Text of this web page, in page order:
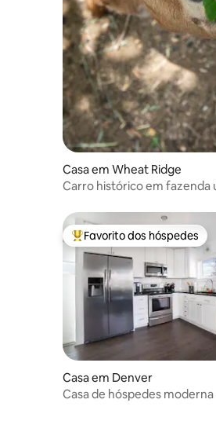
Casa em Wheat Ridge
Carro histórico em fazenda
Favoritos dos hóspedes
Favorito dos hóspedes
Casa em Denver
Casa de hóspedes